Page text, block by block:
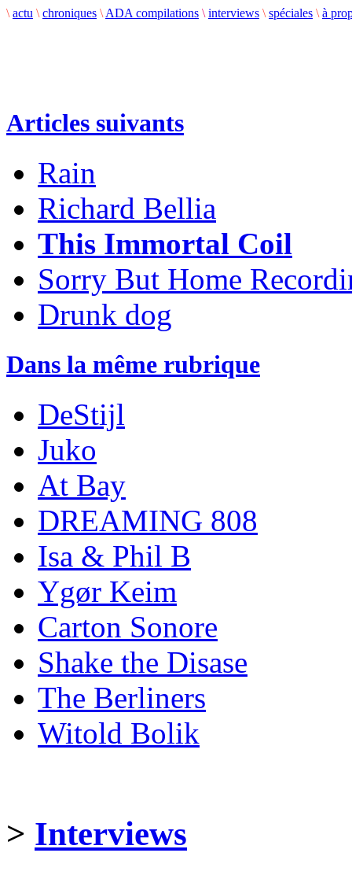
\ actu \ chroniques \ ADA compilations \ interviews \ spéciales \ à
Articles suivants
Rain
Richard Bellia
This Immortal Coil
Sorry But Home
Drunk dog
Dans la même rubrique
DeStijl
Juko
At Bay
DREAMING 808
Isa & Phil B
Ygør Keim
Carton Sonore
Shake the Disase
The Berliners
Witold Bolik
> Interviews